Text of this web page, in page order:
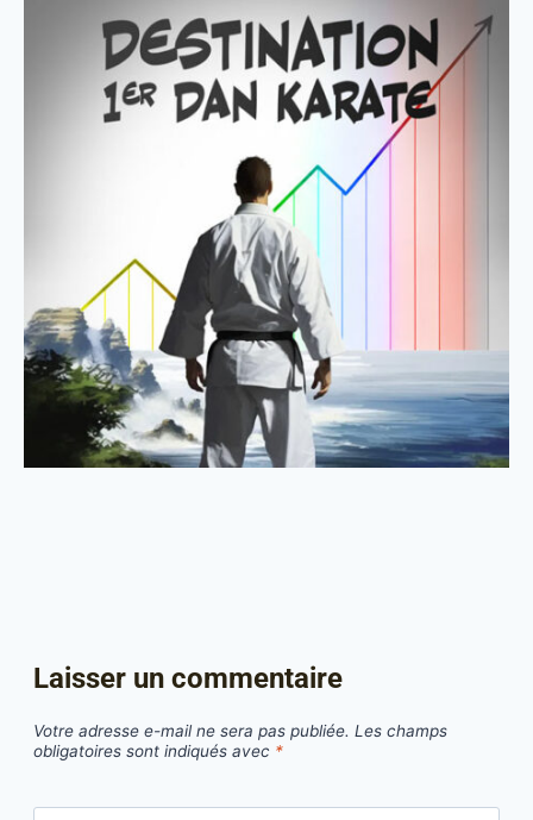
Laisser un commentaire
Votre adresse e-mail ne sera pas publiée. Les champs
obligatoires sont indiqués avec *